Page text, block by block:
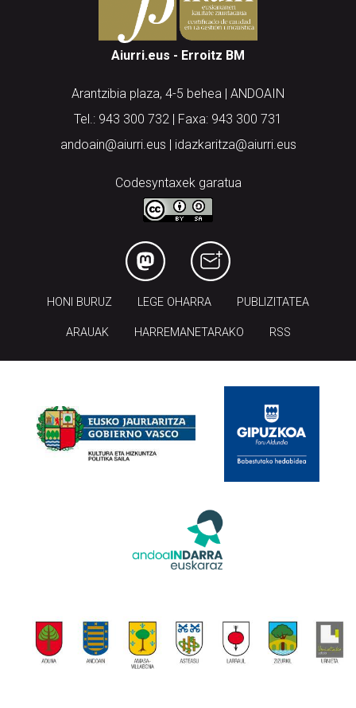
Aiurri.eus - Erroitz BM
Arantzibia plaza, 4-5 behea | ANDOAIN
Tel.: 943 300 732 | Faxa: 943 300 731
andoain@aiurri.eus | idazkaritza@aiurri.eus
Codesyntaxek garatua
HONI BURUZ LEGE OHARRA PUBLIZITATEA
ARAUAK HARREMANETARAKO RSS